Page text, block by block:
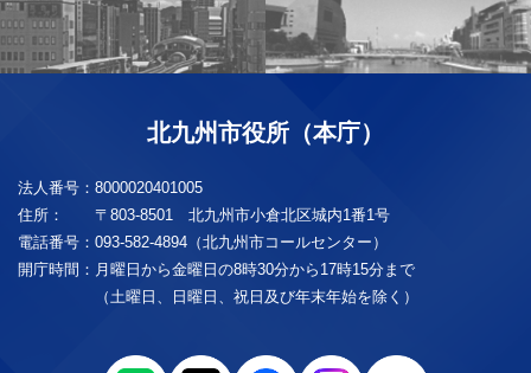
北九州市役所（本庁）
法人番号： 8000020401005
住所：
〒803-8501 北九州市小倉北区城内1番1号
電話番号： 093-582-4894（北九州市コールセンター）
開庁時間： 月曜日から金曜日の8時30分から17時15分まで
（土曜日、日曜日、祝日及び年末年始を除く）